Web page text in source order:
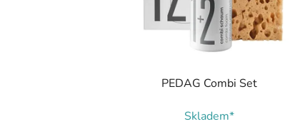
PEDAG Combi Set
Skladem*